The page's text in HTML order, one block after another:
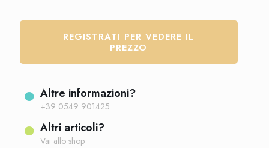
REGISTRATI PER VEDERE IL
PREZZO
Altre informazioni?
+39 0549 901425
Altri articoli?
Vai allo shop